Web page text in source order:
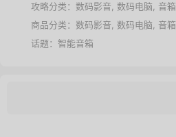
攻略分类： 数码影音, 数码电脑, 音箱
商品分类： 数码影音, 数码电脑, 音箱
话题： 智能音箱